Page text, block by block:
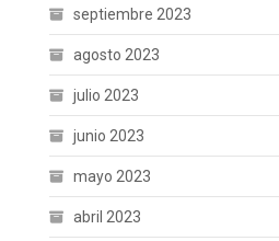
septiembre 2023
agosto 2023
julio 2023
junio 2023
mayo 2023
abril 2023